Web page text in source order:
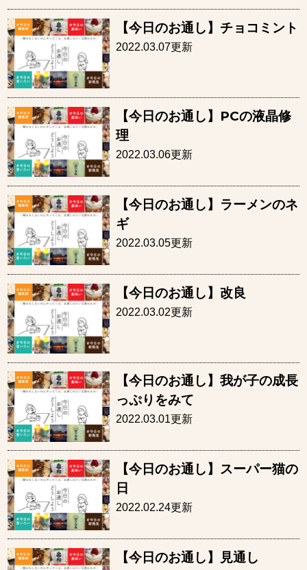
【今日のお通し】チョコミント
2022.03.07更新
【今日のお通し】PCの液晶修
理
2022.03.06更新
【今日のお通し】ラーメンのネ
ギ
2022.03.05更新
【今日のお通し】改良
2022.03.02更新
【今日のお通し】我が子の成長
っぷりをみて
2022.03.01更新
【今日のお通し】スーパー猫の
日
2022.02.24更新
【今日のお通し】見通し